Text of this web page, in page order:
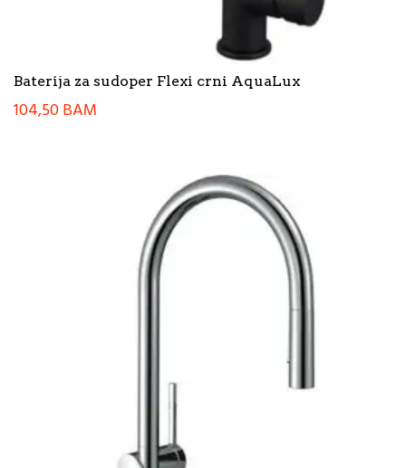
Baterija za sudoper Flexi crni AquaLux
104,50BAM